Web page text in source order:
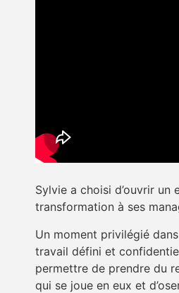
Sylvie a choisi d’ouvrir un
transformation à ses
Un moment privilégié
travail défini et
permettre de prendre du
qui se joue en eux et